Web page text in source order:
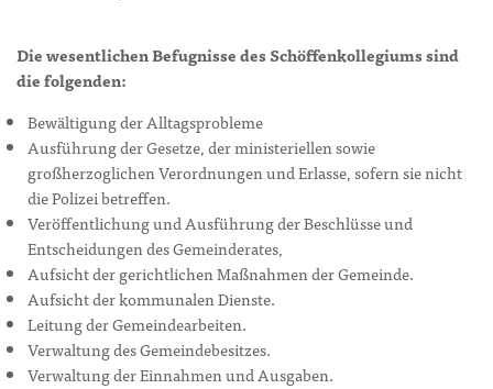
Die wesentlichen Befugnisse des Schöffenkollegiums sind
die folgenden:
Bewältigung der Alltagsprobleme
Ausführung der Gesetze, der ministeriellen sowie
großherzoglichen Verordnungen und Erlasse, sofern sie nicht
die Polizei betreffen.
Veröffentlichung und Ausführung der Beschlüsse und
Entscheidungen des Gemeinderates,
Aufsicht der gerichtlichen Maßnahmen der Gemeinde.
Aufsicht der kommunalen Dienste.
Leitung der Gemeindearbeiten.
Verwaltung des Gemeindebesitzes.
Verwaltung der Einnahmen und Ausgaben.